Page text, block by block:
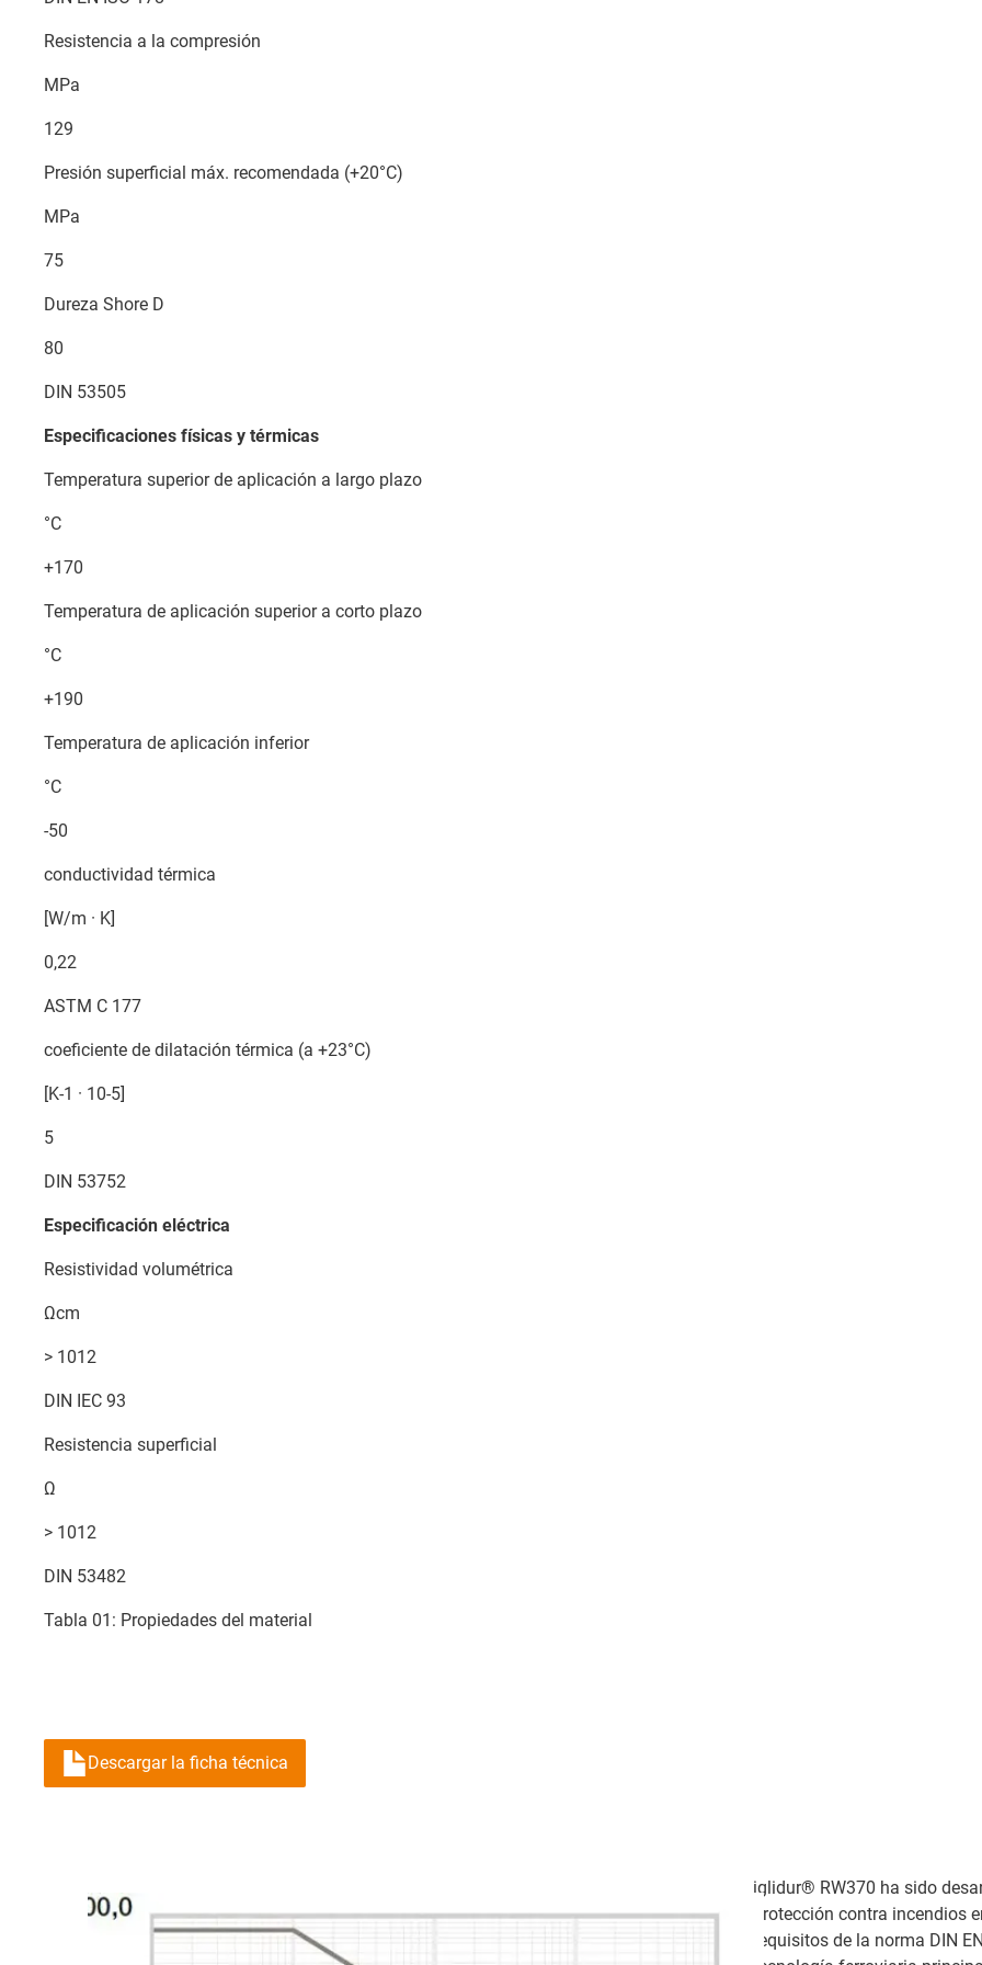
Resistencia a la compresión
MPa
129
Presión superficial máx. recomendada (+20°C)
MPa
75
Dureza Shore D
80
DIN 53505
Especificaciones físicas y térmicas
Temperatura superior de aplicación a largo plazo
°C
+170
Temperatura de aplicación superior a corto plazo
°C
+190
Temperatura de aplicación inferior
°C
-50
conductividad térmica
[W/m · K]
0,22
ASTM C 177
coeficiente de dilatación térmica (a +23°C)
[K-1 · 10-5]
5
DIN 53752
Especificación eléctrica
Resistividad volumétrica
Ωcm
> 1012
DIN IEC 93
Resistencia superficial
Ω
> 1012
DIN 53482
Tabla 01: Propiedades del material
Descargar la ficha técnica
iglidur® RW370 ha sido
protección contra incendios
requisitos de la norma DIN